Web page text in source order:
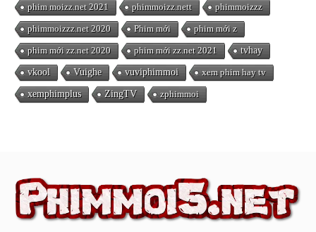
phim moizz.net 2021 phimmoizz.nett phimmoizzz
phimmoizzz.net 2020 Phim mới phim mới z
phim mới zz.net 2020 phim mới zz.net 2021 tvhay
vkool Vuighe vuviphimmoi xem phim hay tv
xemphimplus ZingTV zphimmoi